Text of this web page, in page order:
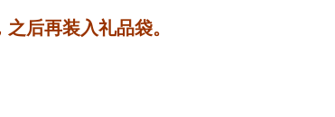
后再装入礼品袋。